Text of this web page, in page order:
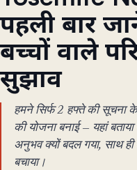
पहली बार
बच्चों वाले
सुझाव
हमने सिर्फ 2 हफ्ते की सूचना
की योजना बनाई — यहां
अनुभव क्यों बदल गया, साथ
बचाया।